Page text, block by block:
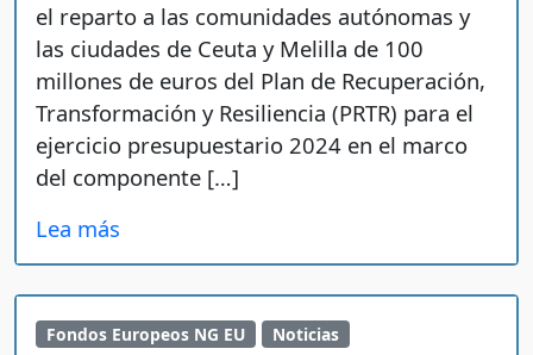
el reparto a las comunidades autónomas y
las ciudades de Ceuta y Melilla de 100
millones de euros del Plan de Recuperación,
Transformación y Resiliencia (PRTR) para el
ejercicio presupuestario 2024 en el marco
del componente […]
Lea más
Fondos Europeos NG EU Noticias